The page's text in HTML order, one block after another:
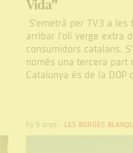
Vida"
S'emetrà per TV3 a
arribar l'oli verge extra
consumidors catalans.
només una tercera part
Catalunya és de la DOP
Fa 9 anys - LES BORGES